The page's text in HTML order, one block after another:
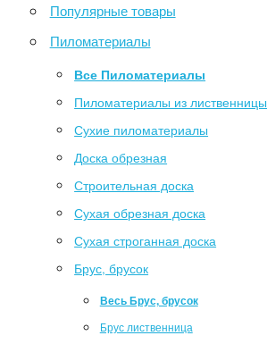
Популярные товары
Пиломатериалы
Все Пиломатериалы
Пиломатериалы из лиственницы
Сухие пиломатериалы
Доска обрезная
Строительная доска
Сухая обрезная доска
Сухая строганная доска
Брус, брусок
Весь Брус, брусок
Брус лиственница